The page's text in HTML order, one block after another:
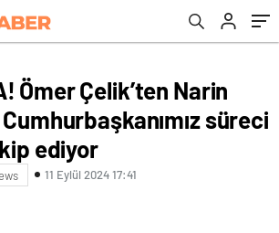
Ömer Çelik’ten Narin
süreci
ediyor
11 Eylül 2024 17:41